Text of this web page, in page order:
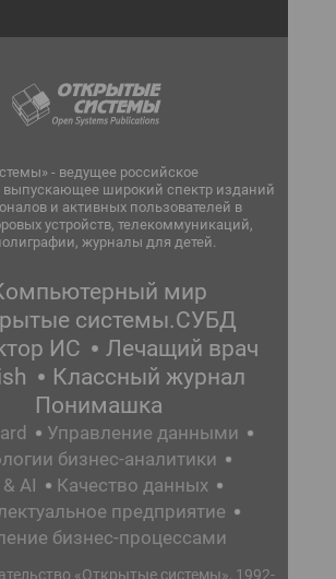
- ведущее российское
выпускающее широкий спектр изданий
и активных пользователей в
устройств, телекоммуникаций,
журналы для детей.
мир
системы.СУБД
ИС
Лечащий врач
Классный журнал
Понимашка
Управление данными
бизнес-аналитики
AI
Качество данных
предприятие
бизнес-процессами
«Открытые системы», 1992-